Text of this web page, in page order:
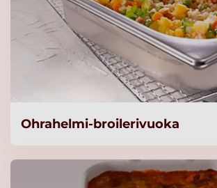
Lue lisää
Nalle Neljän Viljan
Täysjyvähiutale
Lue lisää
Ohrahelmi-broilerivuoka